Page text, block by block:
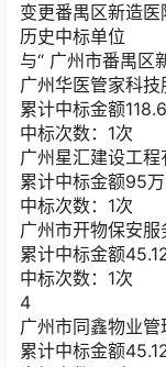
变更番禺区新造
历史中标单位
与“ 广州市番禺区
广州华医管家科技
累计中标金额
中标次数：1次
广州星汇建设工程
累计中标金额95
中标次数：1次
广州市开物保安服
累计中标金额
中标次数：1次
4
广州市同鑫物业管
累计中标金额